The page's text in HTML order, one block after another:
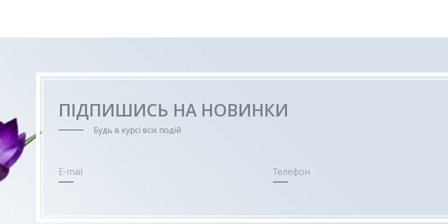
ПІДПИШИСЬ НА НОВИНКИ
Будь в курсі всіх подій
E-mail Телефон